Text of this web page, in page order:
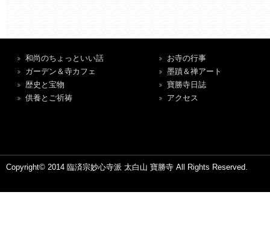
和尚のちょっといい話
ガーデン＆寺カフェ
歴史と宝物
供養とご祈祷
お寺の行事
墨蹟＆禅アート
寶勝寺日誌
アクセス
Copyright© 2014 臨済宗妙心寺派 太白山 寶勝寺 All Rights Reserved.